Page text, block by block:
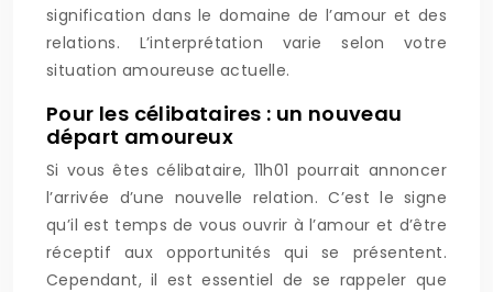
signification dans le domaine de l’amour et des
relations. L’interprétation varie selon votre
situation amoureuse actuelle.
Pour les célibataires : un nouveau
départ amoureux
Si vous êtes célibataire, 11h01 pourrait annoncer
l’arrivée d’une nouvelle relation. C’est le signe
qu’il est temps de vous ouvrir à l’amour et d’être
réceptif aux opportunités qui se présentent.
Cependant, il est essentiel de se rappeler que